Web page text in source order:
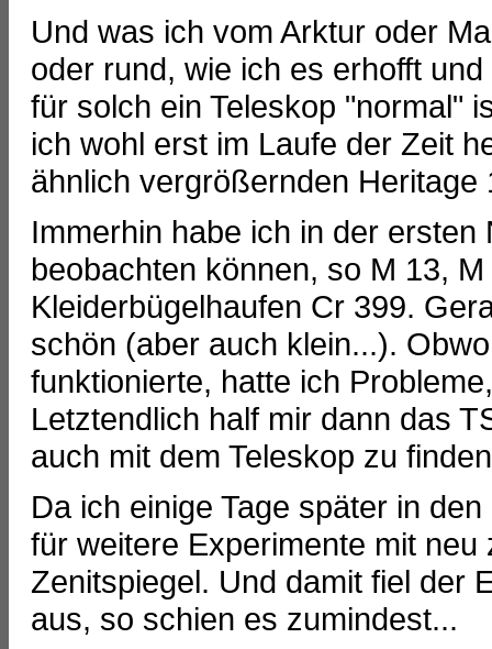
Und was ich vom Arktur oder
oder rund, wie ich es erhofft
für solch ein Teleskop "normal"
ich wohl erst im Laufe der Zeit
ähnlich vergrößernden
Immerhin habe ich in der
beobachten können, so M 13,
Kleiderbügelhaufen Cr 399.
schön (aber auch klein...).
funktionierte, hatte ich
Letztendlich half mir dann das
auch mit dem Teleskop zu
Da ich einige Tage später in
für weitere Experimente mit
Zenitspiegel. Und damit fiel der
aus, so schien es zumindest...